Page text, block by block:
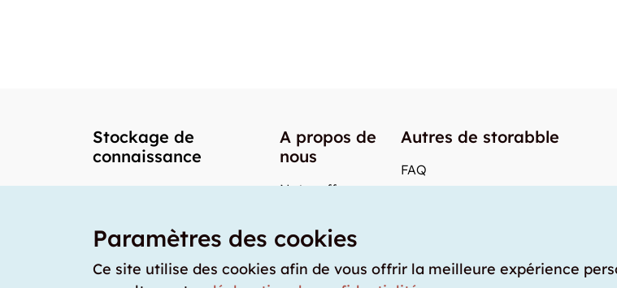
Stockage de
connaissance
A propos de
nous
Notre offre
Notre team
Nos prix
Autres de storabble
FAQ
Quel est le tarif moyen d'un garde-
Paramètres des cookies
Ce site utilise des cookies afin de vous offrir la meilleure expérience